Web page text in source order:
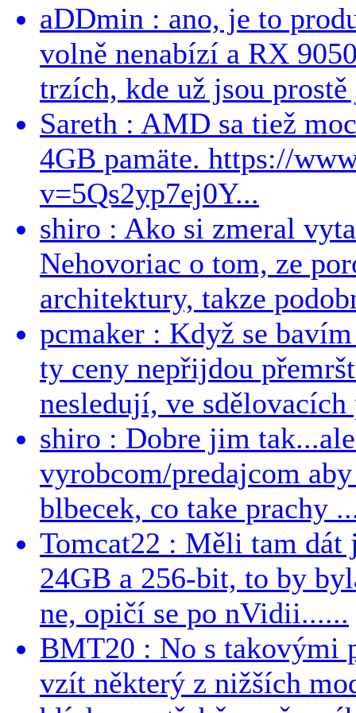
aDDmin : ano, je to
volně nenabízí a RX
trzích, kde už jsou
Sareth : AMD sa tiež
4GB pamäte. https://
v=5Qs2yp7ej0Y...
shiro : Ako si zmeral
Nehovoriac o tom, ze
architektury, takze
pcmaker : Když se
ty ceny nepřijdou
nesledují, ve sdělovacích
shiro : Dobre jim
vyrobcom/predajcom
blbecek, co take prachy
Tomcat22 : Měli tam dát
24GB a 256-bit, to by
ne, opičí se po nVidii......
BMT20 : No s takovými
vzít některý z nižších